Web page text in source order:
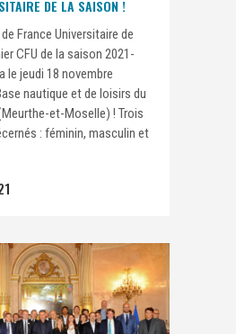
DE LA SAISON !
France Universitaire de
CFU de la saison 2021-
le jeudi 18 novembre
nautique et de loisirs du
et-Moselle) ! Trois
: féminin, masculin et